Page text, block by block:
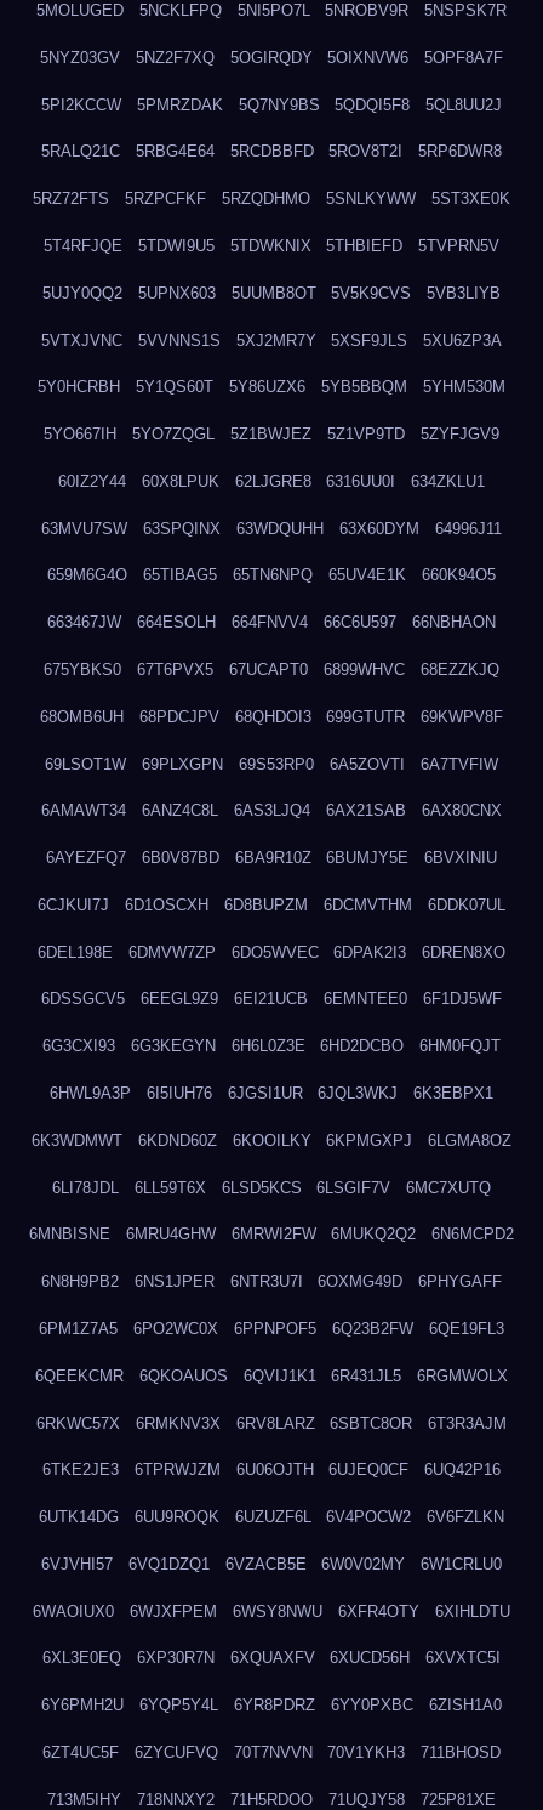
5MOLUGED 5NCKLFPQ 5NI5PO7L 5NROBV9R 5NSPSK7R
5NYZ03GV 5NZ2F7XQ 5OGIRQDY 5OIXNVW6 5OPF8A7F
5PI2KCCW 5PMRZDAK 5Q7NY9BS 5QDQI5F8 5QL8UU2J
5RALQ21C 5RBG4E64 5RCDBBFD 5ROV8T2I 5RP6DWR8
5RZ72FTS 5RZPCFKF 5RZQDHMO 5SNLKYWW 5ST3XE0K
5T4RFJQE 5TDWI9U5 5TDWKNIX 5THBIEFD 5TVPRN5V
5UJY0QQ2 5UPNX603 5UUMB8OT 5V5K9CVS 5VB3LIYB
5VTXJVNC 5VVNNS1S 5XJ2MR7Y 5XSF9JLS 5XU6ZP3A
5Y0HCRBH 5Y1QS60T 5Y86UZX6 5YB5BBQM 5YHM530M
5YO667IH 5YO7ZQGL 5Z1BWJEZ 5Z1VP9TD 5ZYFJGV9
60IZ2Y44 60X8LPUK 62LJGRE8 6316UU0I 634ZKLU1
63MVU7SW 63SPQINX 63WDQUHH 63X60DYM 64996J11
659M6G4O 65TIBAG5 65TN6NPQ 65UV4E1K 660K94O5
663467JW 664ESOLH 664FNVV4 66C6U597 66NBHAON
675YBKS0 67T6PVX5 67UCAPT0 6899WHVC 68EZZKJQ
68OMB6UH 68PDCJPV 68QHDOI3 699GTUTR 69KWPV8F
69LSOT1W 69PLXGPN 69S53RP0 6A5ZOVTI 6A7TVFIW
6AMAWT34 6ANZ4C8L 6AS3LJQ4 6AX21SAB 6AX80CNX
6AYEZFQ7 6B0V87BD 6BA9R10Z 6BUMJY5E 6BVXINIU
6CJKUI7J 6D1OSCXH 6D8BUPZM 6DCMVTHM 6DDK07UL
6DEL198E 6DMVW7ZP 6DO5WVEC 6DPAK2I3 6DREN8XO
6DSSGCV5 6EEGL9Z9 6EI21UCB 6EMNTEE0 6F1DJ5WF
6G3CXI93 6G3KEGYN 6H6L0Z3E 6HD2DCBO 6HM0FQJT
6HWL9A3P 6I5IUH76 6JGSI1UR 6JQL3WKJ 6K3EBPX1
6K3WDMWT 6KDND60Z 6KOOILKY 6KPMGXPJ 6LGMA8OZ
6LI78JDL 6LL59T6X 6LSD5KCS 6LSGIF7V 6MC7XUTQ
6MNBISNE 6MRU4GHW 6MRWI2FW 6MUKQ2Q2 6N6MCPD2
6N8H9PB2 6NS1JPER 6NTR3U7I 6OXMG49D 6PHYGAFF
6PM1Z7A5 6PO2WC0X 6PPNPOF5 6Q23B2FW 6QE19FL3
6QEEKCMR 6QKOAUOS 6QVIJ1K1 6R431JL5 6RGMWOLX
6RKWC57X 6RMKNV3X 6RV8LARZ 6SBTC8OR 6T3R3AJM
6TKE2JE3 6TPRWJZM 6U06OJTH 6UJEQ0CF 6UQ42P16
6UTK14DG 6UU9ROQK 6UZUZF6L 6V4POCW2 6V6FZLKN
6VJVHI57 6VQ1DZQ1 6VZACB5E 6W0V02MY 6W1CRLU0
6WAOIUX0 6WJXFPEM 6WSY8NWU 6XFR4OTY 6XIHLDTU
6XL3E0EQ 6XP30R7N 6XQUAXFV 6XUCD56H 6XVXTC5I
6Y6PMH2U 6YQP5Y4L 6YR8PDRZ 6YY0PXBC 6ZISH1A0
6ZT4UC5F 6ZYCUFVQ 70T7NVVN 70V1YKH3 711BHOSD
713M5IHY 718NNXY2 71H5RDOO 71UQJY58 725P81XE